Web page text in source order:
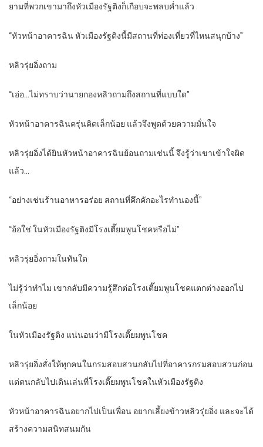
ยามที่พวกเขามาถึงหัวเมืองรัฐติงก็เกือบจะพลบค่ำแล้ว
“หัวหน้าอาคารฉิน หัวเมืองรัฐติงนี้มีสถานที่ท่องเที่ยวที่ไหนสนุกบ้าง”
หลิวรุ่ยอิ่งถาม
“เอ่อ…ไม่ทราบว่านายกองหลิวถามถึงสถานที่แบบใด”
หัวหน้าอาคารฉินครุ่นคิดเล็กน้อย แล้วจึงพูดด้วยความมั่นใจ
หลิวรุ่ยอิ่งได้ยินหัวหน้าอาคารฉินย้อนถามเช่นนี้ จึงรู้ว่าเขาเข้าใจผิด
แล้ว…
“อย่างเช่นร้านอาหารอร่อย สถานที่คึกคักอะไรทำนองนี้”
“อ้อใช่ ในหัวเมืองรัฐติงมีโรงเตี๊ยมพูนโชคหรือไม่”
หลิวรุ่ยอิ่งถามในทันใด
ไม่รู้ว่าทำไม เขากลับมีความรู้สึกต่อโรงเตี๊ยมพูนโชคแตกต่างออกไป
เล็กน้อย
ในหัวเมืองรัฐติง แน่นอนว่ามีโรงเตี๊ยมพูนโชค
หลิวรุ่ยอิ่งสั่งให้ทุกคนในกรมสอบสวนกลับไปที่อาคารกรมสอบสวนก่อน
แต่ตนกลับไปเดินเล่นที่โรงเตี๊ยมพูนโชคในหัวเมืองรัฐติง
หัวหน้าอาคารฉินอยากไปเป็นเพื่อน อยากเลี้ยงข้าวหลิวรุ่ยอิ่ง และจะได้
สร้างความสนิทสนมกัน